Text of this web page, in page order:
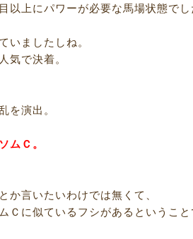
以上にパワーが必要な馬場状態で
いましたしね。
気で決着。
を演出。
ムＣ。
か言いたいわけでは無くて、
Ｃに似ているフシがあるというこ